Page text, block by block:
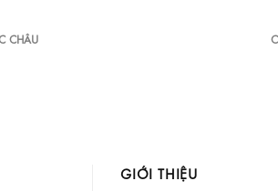
CHÂU
GIỚI THIỆU